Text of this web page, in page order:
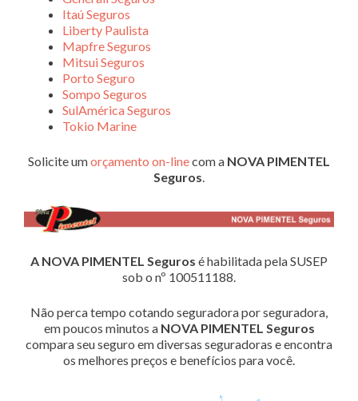
Itaú Seguros
Liberty Paulista
Mapfre Seguros
Mitsui Seguros
Porto Seguro
Sompo Seguros
SulAmérica Seguros
Tokio Marine
Solicite umorçamento on-linecom a NOVA PIMENTEL
Seguros.
A NOVA PIMENTEL Seguros é habilitada pela SUSEP
sob o nº 100511188.
Não perca tempo cotando seguradora por seguradora,
em poucos minutos a NOVA PIMENTEL Seguros
compara seu seguro em diversas seguradoras e encontra
os melhores preços e benefícios para você.